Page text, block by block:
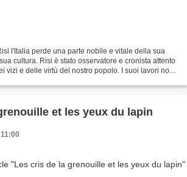
l'Italia perde una parte nobile e vitale della sua
cultura. Risi è stato osservatore e cronista attento
vizi e delle virtù del nostro popolo. I suoi lavori non
et les yeux du lapin